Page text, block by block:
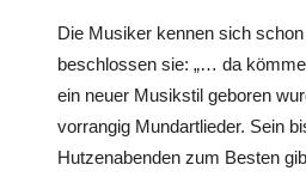
Die Musiker kennen sich
beschlossen sie: „… da
ein neuer Musikstil geboren
vorrangig Mundartlieder. Sein
Hutzenabenden zum Besten